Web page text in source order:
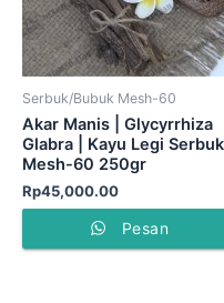
Serbuk/Bubuk Mesh-60
Akar Manis | Glycyrrhiza
Glabra | Kayu Legi Serbuk
Mesh-60 250gr
Rp45,000.00
Pesan